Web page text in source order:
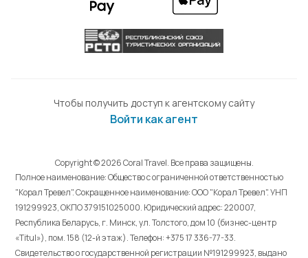
Чтобы получить доступ к агентскому сайту
Войти как агент
Copyright © 2026 Coral Travel. Все права защищены.
Полное наименование: Общество с ограниченной ответственностью
"Корал Тревел". Сокращенное наименование: ООО "Корал Тревел". УНП
191299923, ОКПО 379151025000. Юридический адрес: 220007,
Республика Беларусь, г. Минск, ул. Толстого, дом 10 (бизнес-центр
«Titul»), пом. 158 (12-й этаж). Телефон: +375 17 336-77-33.
Свидетельство о государственной регистрации №191299923, выдано